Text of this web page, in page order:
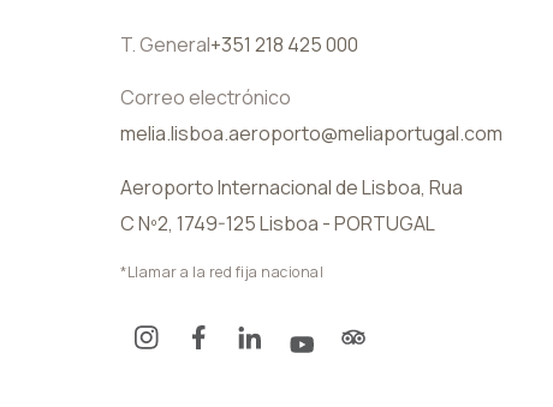
T. General+351 218 425 000
Correo electrónico
melia.lisboa.aeroporto@meliaportugal.com
Aeroporto Internacional de Lisboa, Rua
C Nº2, 1749-125 Lisboa - PORTUGAL
*Llamar a la red fija nacional